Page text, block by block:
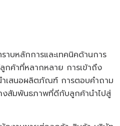
าบหลักการและเทคนิคด้านการ
กค้าที่หลากหลาย การเข้าถึง
เสนอผลิตภัณฑ์ การตอบคำถาม
งสัมพันธภาพที่ดีกับลูกค้านำไปสู่